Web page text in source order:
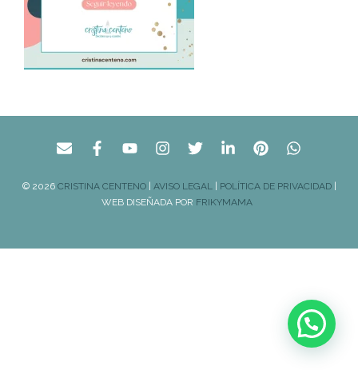
© 2026 CRISTINA CENTENO| AVISO LEGAL| POLÍTICA DE PRIVACIDAD|
WEB DISEÑADA POR FRIKYMAMA